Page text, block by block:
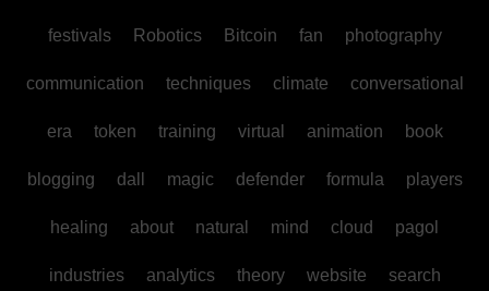
festivals Robotics Bitcoin fan photography
communication techniques climate conversational
era token training virtual animation book
blogging dall magic defender formula players
healing about natural mind cloud pagol
industries analytics theory website search